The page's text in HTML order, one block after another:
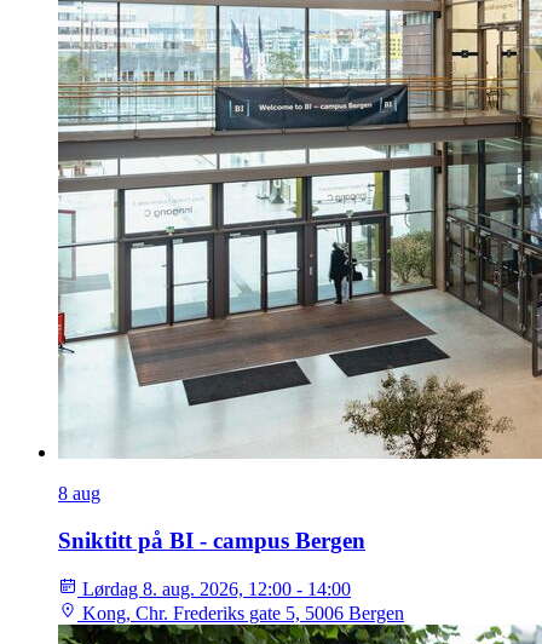
8 aug
Sniktitt på BI - campus Bergen
Lørdag 8. aug. 2026, 12:00 - 14:00
Kong, Chr. Frederiks gate 5, 5006 Bergen